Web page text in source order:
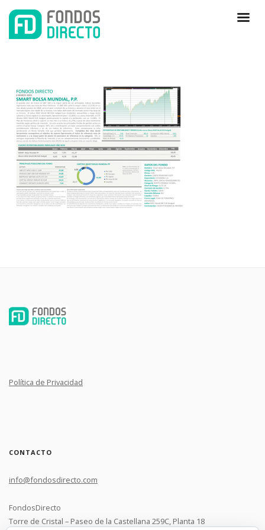
Política de Privacidad
CONTACTO
info@fondosdirecto.com
FondosDirecto
Torre de Cristal – Paseo de la Castellana 259C, Planta 18